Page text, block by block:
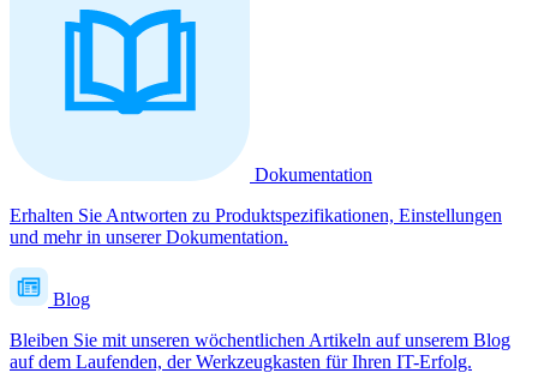
Dokumentation
Erhalten Sie Antworten zu Produktspezifikationen, Einstellungen
und mehr in unserer Dokumentation.
Blog
Bleiben Sie mit unseren wöchentlichen Artikeln auf unserem Blog
auf dem Laufenden, der Werkzeugkasten für Ihren IT-Erfolg.